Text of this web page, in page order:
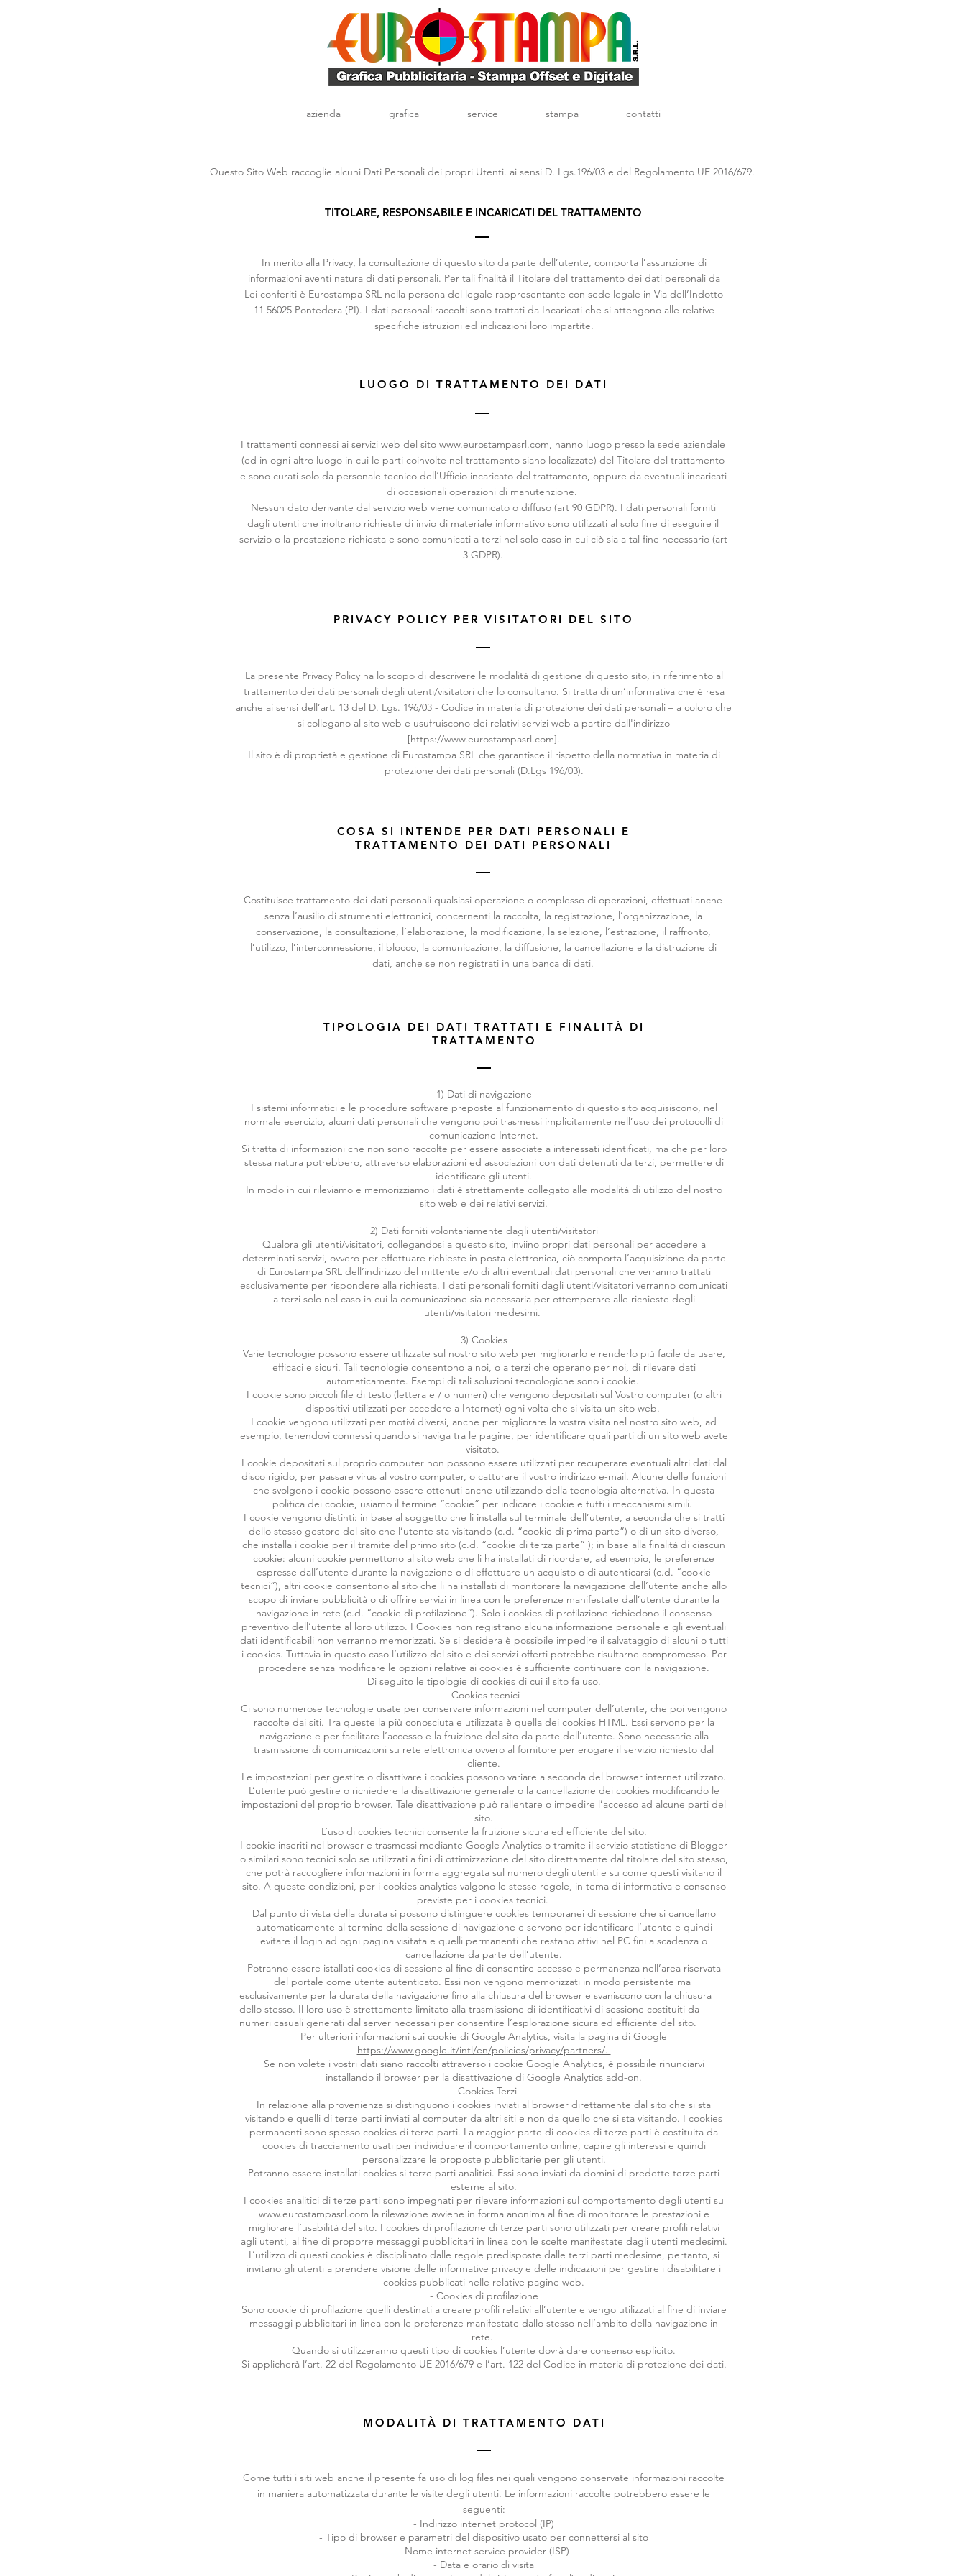
azienda grafica service stampa contatti
Questo Sito Web raccoglie alcuni Dati Personali dei propri Utenti. ai sensi D. Lgs.196/03 e del Regolamento UE 2016/679.
TITOLARE, RESPONSABILE E INCARICATI DEL TRATTAMENTO
In merito alla Privacy, la consultazione di questo sito da parte dell’utente, comporta l’assunzione di
informazioni aventi natura di dati personali. Per tali finalità il Titolare del trattamento dei dati personali da
Lei conferiti è Eurostampa SRL nella persona del legale rappresentante con sede legale in Via dell’Indotto
11 56025 Pontedera (PI). I dati personali raccolti sono trattati da Incaricati che si attengono alle relative
specifiche istruzioni ed indicazioni loro impartite.
LUOGO DI TRATTAMENTO DEI DATI
I trattamenti connessi ai servizi web del sito www.eurostampasrl.com, hanno luogo presso la sede aziendale
(ed in ogni altro luogo in cui le parti coinvolte nel trattamento siano localizzate) del Titolare del trattamento
e sono curati solo da personale tecnico dell’Ufficio incaricato del trattamento, oppure da eventuali incaricati
di occasionali operazioni di manutenzione.
Nessun dato derivante dal servizio web viene comunicato o diffuso (art 90 GDPR). I dati personali forniti
dagli utenti che inoltrano richieste di invio di materiale informativo sono utilizzati al solo fine di eseguire il
servizio o la prestazione richiesta e sono comunicati a terzi nel solo caso in cui ciò sia a tal fine necessario (art
3 GDPR).
PRIVACY POLICY PER VISITATORI DEL SITO
La presente Privacy Policy ha lo scopo di descrivere le modalità di gestione di questo sito, in riferimento al
trattamento dei dati personali degli utenti/visitatori che lo consultano. Si tratta di un’informativa che è resa
anche ai sensi dell’art. 13 del D. Lgs. 196/03 - Codice in materia di protezione dei dati personali – a coloro che
si collegano al sito web e usufruiscono dei relativi servizi web a partire dall'indirizzo
[https://www.eurostampasrl.com].
Il sito è di proprietà e gestione di Eurostampa SRL che garantisce il rispetto della normativa in materia di
protezione dei dati personali (D.Lgs 196/03).
COSA SI INTENDE PER DATI PERSONALI E
TRATTAMENTO DEI DATI PERSONALI
Costituisce trattamento dei dati personali qualsiasi operazione o complesso di operazioni, effettuati anche
senza l’ausilio di strumenti elettronici, concernenti la raccolta, la registrazione, l’organizzazione, la
conservazione, la consultazione, l’elaborazione, la modificazione, la selezione, l’estrazione, il raffronto,
l’utilizzo, l’interconnessione, il blocco, la comunicazione, la diffusione, la cancellazione e la distruzione di
dati, anche se non registrati in una banca di dati.
TIPOLOGIA DEI DATI TRATTATI E FINALITÀ DI
TRATTAMENTO
1) Dati di navigazione
I sistemi informatici e le procedure software preposte al funzionamento di questo sito acquisiscono, nel
normale esercizio, alcuni dati personali che vengono poi trasmessi implicitamente nell’uso dei protocolli di
comunicazione Internet.
Si tratta di informazioni che non sono raccolte per essere associate a interessati identificati, ma che per loro
stessa natura potrebbero, attraverso elaborazioni ed associazioni con dati detenuti da terzi, permettere di
identificare gli utenti.
In modo in cui rileviamo e memorizziamo i dati è strettamente collegato alle modalità di utilizzo del nostro
sito web e dei relativi servizi.
2) Dati forniti volontariamente dagli utenti/visitatori
Qualora gli utenti/visitatori, collegandosi a questo sito, inviino propri dati personali per accedere a
determinati servizi, ovvero per effettuare richieste in posta elettronica, ciò comporta l’acquisizione da parte
di Eurostampa SRL dell’indirizzo del mittente e/o di altri eventuali dati personali che verranno trattati
esclusivamente per rispondere alla richiesta. I dati personali forniti dagli utenti/visitatori verranno comunicati
a terzi solo nel caso in cui la comunicazione sia necessaria per ottemperare alle richieste degli
utenti/visitatori medesimi.
3) Cookies
Varie tecnologie possono essere utilizzate sul nostro sito web per migliorarlo e renderlo più facile da usare,
efficaci e sicuri. Tali tecnologie consentono a noi, o a terzi che operano per noi, di rilevare dati
automaticamente. Esempi di tali soluzioni tecnologiche sono i cookie.
I cookie sono piccoli file di testo (lettera e / o numeri) che vengono depositati sul Vostro computer (o altri
dispositivi utilizzati per accedere a Internet) ogni volta che si visita un sito web.
I cookie vengono utilizzati per motivi diversi, anche per migliorare la vostra visita nel nostro sito web, ad
esempio, tenendovi connessi quando si naviga tra le pagine, per identificare quali parti di un sito web avete
visitato.
I cookie depositati sul proprio computer non possono essere utilizzati per recuperare eventuali altri dati dal
disco rigido, per passare virus al vostro computer, o catturare il vostro indirizzo e-mail. Alcune delle funzioni
che svolgono i cookie possono essere ottenuti anche utilizzando della tecnologia alternativa. In questa
politica dei cookie, usiamo il termine “cookie” per indicare i cookie e tutti i meccanismi simili.
I cookie vengono distinti: in base al soggetto che li installa sul terminale dell’utente, a seconda che si tratti
dello stesso gestore del sito che l’utente sta visitando (c.d. “cookie di prima parte”) o di un sito diverso,
che installa i cookie per il tramite del primo sito (c.d. “cookie di terza parte” ); in base alla finalità di ciascun
cookie: alcuni cookie permettono al sito web che li ha installati di ricordare, ad esempio, le preferenze
espresse dall’utente durante la navigazione o di effettuare un acquisto o di autenticarsi (c.d. “cookie
tecnici”), altri cookie consentono al sito che li ha installati di monitorare la navigazione dell’utente anche allo
scopo di inviare pubblicità o di offrire servizi in linea con le preferenze manifestate dall’utente durante la
navigazione in rete (c.d. “cookie di profilazione”). Solo i cookies di profilazione richiedono il consenso
preventivo dell’utente al loro utilizzo. I Cookies non registrano alcuna informazione personale e gli eventuali
dati identificabili non verranno memorizzati. Se si desidera è possibile impedire il salvataggio di alcuni o tutti
i cookies. Tuttavia in questo caso l’utilizzo del sito e dei servizi offerti potrebbe risultarne compromesso. Per
procedere senza modificare le opzioni relative ai cookies è sufficiente continuare con la navigazione.
Di seguito le tipologie di cookies di cui il sito fa uso.
- Cookies tecnici
Ci sono numerose tecnologie usate per conservare informazioni nel computer dell’utente, che poi vengono
raccolte dai siti. Tra queste la più conosciuta e utilizzata è quella dei cookies HTML. Essi servono per la
navigazione e per facilitare l’accesso e la fruizione del sito da parte dell’utente. Sono necessarie alla
trasmissione di comunicazioni su rete elettronica ovvero al fornitore per erogare il servizio richiesto dal
cliente.
Le impostazioni per gestire o disattivare i cookies possono variare a seconda del browser internet utilizzato.
L’utente può gestire o richiedere la disattivazione generale o la cancellazione dei cookies modificando le
impostazioni del proprio browser. Tale disattivazione può rallentare o impedire l’accesso ad alcune parti del
sito.
L’uso di cookies tecnici consente la fruizione sicura ed efficiente del sito.
I cookie inseriti nel browser e trasmessi mediante Google Analytics o tramite il servizio statistiche di Blogger
o similari sono tecnici solo se utilizzati a fini di ottimizzazione del sito direttamente dal titolare del sito stesso,
che potrà raccogliere informazioni in forma aggregata sul numero degli utenti e su come questi visitano il
sito. A queste condizioni, per i cookies analytics valgono le stesse regole, in tema di informativa e consenso
previste per i cookies tecnici.
Dal punto di vista della durata si possono distinguere cookies temporanei di sessione che si cancellano
automaticamente al termine della sessione di navigazione e servono per identificare l’utente e quindi
evitare il login ad ogni pagina visitata e quelli permanenti che restano attivi nel PC fini a scadenza o
cancellazione da parte dell’utente.
Potranno essere istallati cookies di sessione al fine di consentire accesso e permanenza nell’area riservata
del portale come utente autenticato. Essi non vengono memorizzati in modo persistente ma
esclusivamente per la durata della navigazione fino alla chiusura del browser e svaniscono con la chiusura
dello stesso. Il loro uso è strettamente limitato alla trasmissione di identificativi di sessione costituiti da
numeri casuali generati dal server necessari per consentire l’esplorazione sicura ed efficiente del sito.
Per ulteriori informazioni sui cookie di Google Analytics, visita la pagina di Google
https://www.google.it/intl/en/policies/privacy/partners/.
Se non volete i vostri dati siano raccolti attraverso i cookie Google Analytics, è possibile rinunciarvi
installando il browser per la disattivazione di Google Analytics add-on.
- Cookies Terzi
In relazione alla provenienza si distinguono i cookies inviati al browser direttamente dal sito che si sta
visitando e quelli di terze parti inviati al computer da altri siti e non da quello che si sta visitando. I cookies
permanenti sono spesso cookies di terze parti. La maggior parte di cookies di terze parti è costituita da
cookies di tracciamento usati per individuare il comportamento online, capire gli interessi e quindi
personalizzare le proposte pubblicitarie per gli utenti.
Potranno essere installati cookies si terze parti analitici. Essi sono inviati da domini di predette terze parti
esterne al sito.
I cookies analitici di terze parti sono impegnati per rilevare informazioni sul comportamento degli utenti su
www.eurostampasrl.com la rilevazione avviene in forma anonima al fine di monitorare le prestazioni e
migliorare l’usabilità del sito. I cookies di profilazione di terze parti sono utilizzati per creare profili relativi
agli utenti, al fine di proporre messaggi pubblicitari in linea con le scelte manifestate dagli utenti medesimi.
L’utilizzo di questi cookies è disciplinato dalle regole predisposte dalle terzi parti medesime, pertanto, si
invitano gli utenti a prendere visione delle informative privacy e delle indicazioni per gestire i disabilitare i
cookies pubblicati nelle relative pagine web.
- Cookies di profilazione
Sono cookie di profilazione quelli destinati a creare profili relativi all’utente e vengo utilizzati al fine di inviare
messaggi pubblicitari in linea con le preferenze manifestate dallo stesso nell’ambito della navigazione in
rete.
Quando si utilizzeranno questi tipo di cookies l’utente dovrà dare consenso esplicito.
Si applicherà l’art. 22 del Regolamento UE 2016/679 e l’art. 122 del Codice in materia di protezione dei dati.
MODALITÀ DI TRATTAMENTO DATI
Come tutti i siti web anche il presente fa uso di log files nei quali vengono conservate informazioni raccolte
in maniera automatizzata durante le visite degli utenti. Le informazioni raccolte potrebbero essere le
seguenti:
- Indirizzo internet protocol (IP)
- Tipo di browser e parametri del dispositivo usato per connettersi al sito
- Nome internet service provider (ISP)
- Data e orario di visita